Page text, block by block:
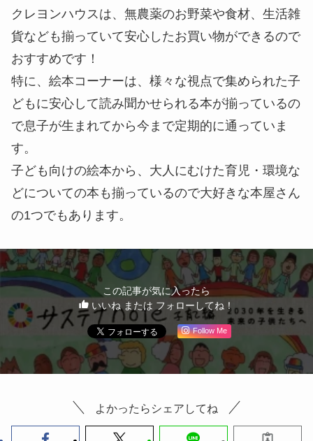
クレヨンハウスは、無農薬のお野菜や食材、生活雑
貨なども揃っていて安心したお買い物ができるので
おすすめです！
特に、絵本コーナーは、様々な視点で集められた子
どもに安心して読み聞かせられる本が揃っているの
で息子が生まれてから今まで定期的に通っていま
す。
子ども向けの絵本から、大人にむけた育児・環境な
どについての本も揃っているので大好きな本屋さん
の1つでもあります。
この記事が気に入ったら
いいね または フォローしてね！
Follow Me
よかったらシェアしてね